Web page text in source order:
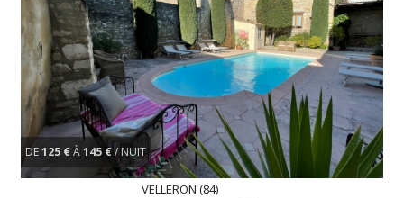
DE125 €À145 €/ NUIT
VELLERON (84)